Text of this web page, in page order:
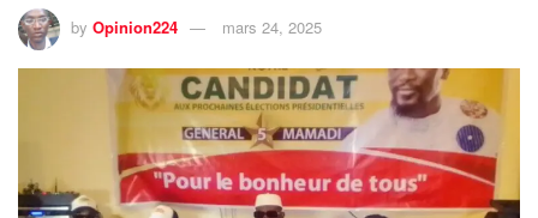
by Opinion224 mars 24, 2025